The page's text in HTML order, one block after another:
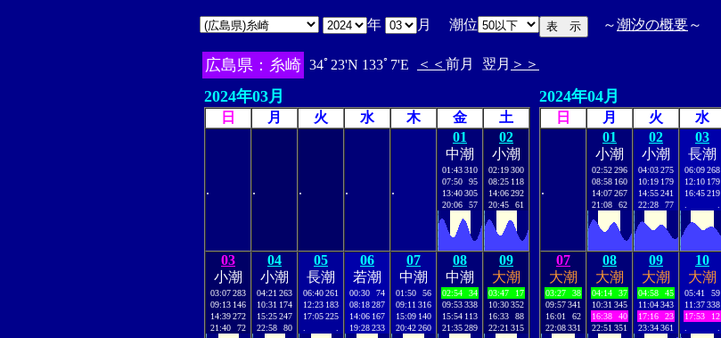
年 月 潮位 ～潮汐の概要～
広島県：糸崎 34ﾟ23'N 133ﾟ7'E ＜＜ 前月 翌月 ＞＞
2024年03月
日 月 火 水 木 金 土
. . . . .
01
中潮
01:43310
07:50
95
13:40305
20:06
57
02
小潮
02:19300
08:25 118
14:06292
20:45
61
03
小潮
03:07283
09:13 146
14:39272
21:40
72
04
小潮
04:21 263
10:31 174
15:25247
22:58
80
05
長潮
06:40261
12:23 183
17:05225
06
若潮
00:30
74
08:18287
14:06 167
19:28233
07
中潮
01:50
56
09:11 316
15:09 140
20:42260
08
中潮
02:54
34
09:53338
15:54 113
21:35289
09
大潮
03:47
17
10:30352
16:33
88
22:21 315
2024年04月
日 月 火 水
.
01
小潮
02:52296
08:58 160
14:07267
21:08
62
02
小潮
04:03275
10:19 179
14:55241
22:28
77
03
長潮
06:09268
12:10 179
16:45219
07
大潮
03:27
38
09:57341
16:01
62
22:08331
08
大潮
04:14
37
10:31 345
16:38
40
22:51 351
09
大潮
04:58
45
11:04343
17:16
23
23:34361
10
大潮
05:41
59
11:37338
17:53
12